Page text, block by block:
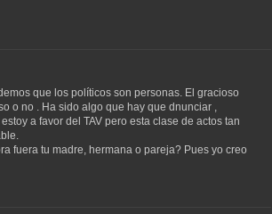
que los políticos son personas. El gracioso
o no . Ha sido algo que hay que dnunciar ,
a favor del TAV pero esta clase de actos tan
fuera tu madre, hermana o pareja? Pues yo creo